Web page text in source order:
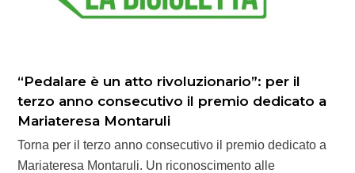
“Pedalare è un atto rivoluzionario”: per il
terzo anno consecutivo il premio dedicato a
Mariateresa Montaruli
Torna per il terzo anno consecutivo il premio dedicato a
Mariateresa Montaruli. Un riconoscimento alle